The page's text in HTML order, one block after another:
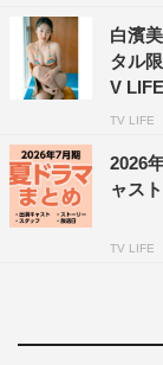
白濱
タル
V
TV LIFE
2026
ャス
TV LIFE